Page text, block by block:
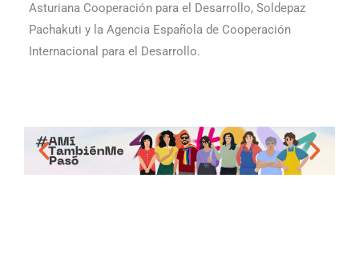
Asturiana Cooperación para el Desarrollo, Soldepaz
Pachakuti y la Agencia Española de Cooperación
Internacional para el Desarrollo.